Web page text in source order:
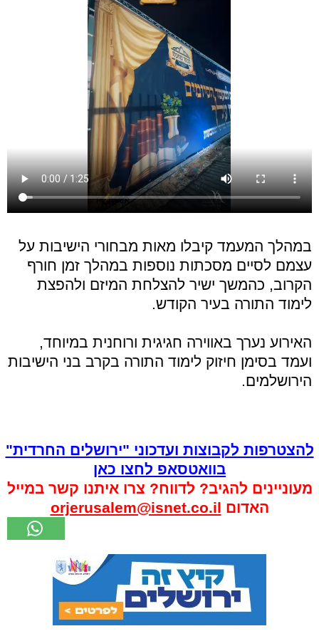
במהלך המעמד קיבלו מאות מבחורי הישיבות על
עצמם לסיים מסכתות נוספות במהלך זמן חורף
הקרוב, כהמשך ישיר להצלחת המיזם ולהפצת
לימוד התורה בעיר הקודש.
האירוע נערך באווירה חגיגית ורוחנית במיוחד,
ועמד בסימן חיזוק לימוד התורה בקרב בני הישיבות
הירושלמים.
להצטרפות לקבוצות ועדכוני "ירושלים החרדית"
בוואטסאפ לחצו כאן
מעוניינים להגיב? לדווח? צרו איתנו קשר במייל
האדום orjerusalem@isnet.co.il